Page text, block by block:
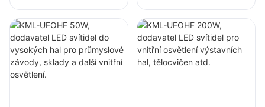
svítidel do
vysokých hal pro
průmyslové
závody, sklady a
další vnitřní
svítidel pro vnitřní
osvětlení
průmyslových
závodů, tělocvičen